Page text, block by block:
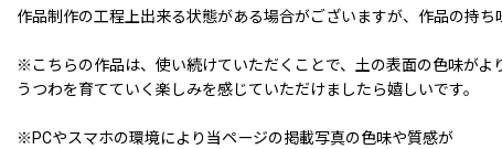
作品制作の工程上出来る状態がある場合がございますが、作品の持ち
※こちらの作品は、使い続けていただくことで、土の表面の色味がよ
うつわを育てていく楽しみを感じていただけましたら嬉しいです。
※PCやスマホの環境により当ページの掲載写真の色味や質感が